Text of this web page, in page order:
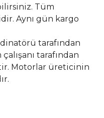
Tüm
Aynı gün kargo
tarafından
tarafından
Motorlar üreticinin